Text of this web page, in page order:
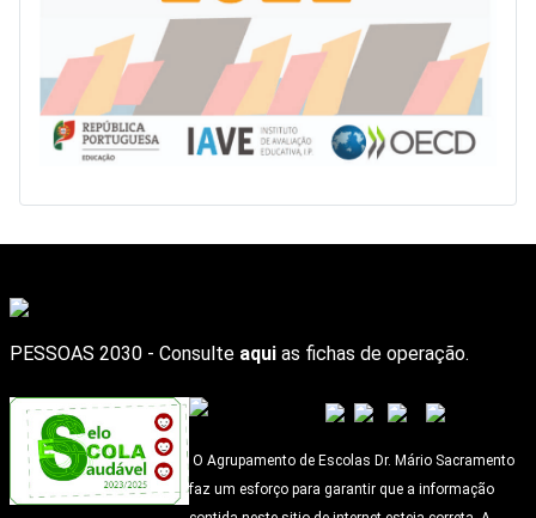
PESSOAS 2030 - Consulte aqui as fichas de operação.
O Agrupamento de Escolas Dr. Mário Sacramento
faz um esforço para garantir que a informação